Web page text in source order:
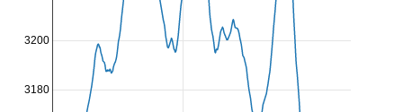
3180
3200